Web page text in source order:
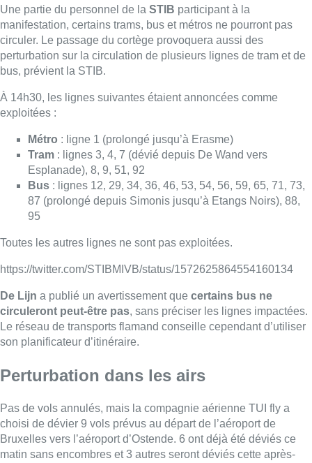
Une partie du personnel de la STIB participant à la
manifestation, certains trams, bus et métros ne pourront pas
circuler. Le passage du cortège provoquera aussi des
perturbation sur la circulation de plusieurs lignes de tram et de
bus, prévient la STIB.
À 14h30, les lignes suivantes étaient annoncées comme
exploitées :
Métro : ligne 1 (prolongé jusqu’à Erasme)
Tram : lignes 3, 4, 7 (dévié depuis De Wand vers
Esplanade), 8, 9, 51, 92
Bus : lignes 12, 29, 34, 36, 46, 53, 54, 56, 59, 65, 71, 73,
87 (prolongé depuis Simonis jusqu’à Etangs Noirs), 88,
95
Toutes les autres lignes ne sont pas exploitées.
https://twitter.com/STIBMIVB/status/1572625864554160134
De Lijn a publié un avertissement que certains bus ne
circuleront peut-être pas, sans préciser les lignes impactées.
Le réseau de transports flamand conseille cependant d’utiliser
son planificateur d’itinéraire.
Perturbation dans les airs
Pas de vols annulés, mais la compagnie aérienne TUI fly a
choisi de dévier 9 vols prévus au départ de l’aéroport de
Bruxelles vers l’aéroport d’Ostende. 6 ont déjà été déviés ce
matin sans encombres et 3 autres seront déviés cette après-